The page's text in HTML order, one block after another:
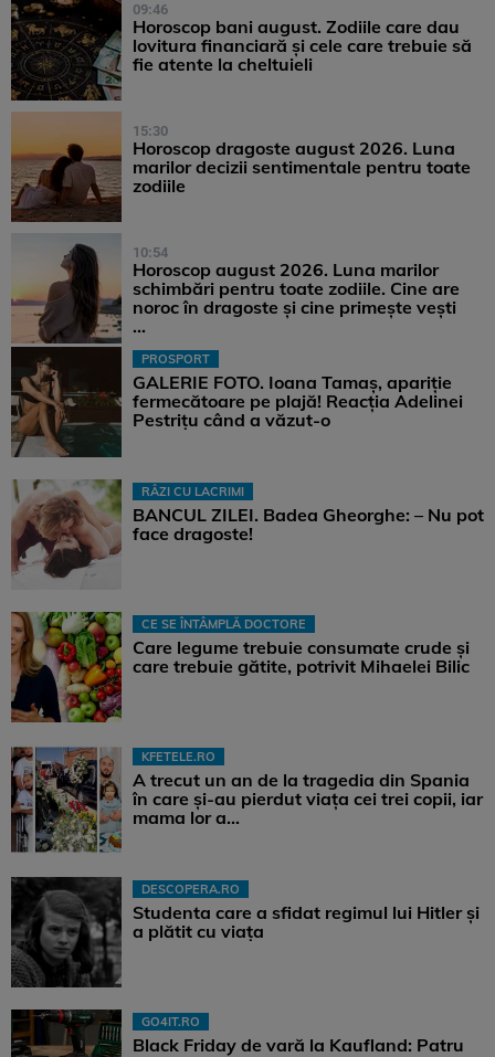
09:46
Horoscop bani august. Zodiile care dau
lovitura financiară și cele care trebuie să
fie atente la cheltuieli
15:30
Horoscop dragoste august 2026. Luna
marilor decizii sentimentale pentru toate
zodiile
10:54
Horoscop august 2026. Luna marilor
schimbări pentru toate zodiile. Cine are
noroc în dragoste și cine primește vești
...
PROSPORT
GALERIE FOTO. Ioana Tamaş, apariție
fermecătoare pe plajă! Reacția Adelinei
Pestrițu când a văzut-o
RÂZI CU LACRIMI
BANCUL ZILEI. Badea Gheorghe: – Nu pot
face dragoste!
CE SE ÎNTÂMPLĂ DOCTORE
Care legume trebuie consumate crude și
care trebuie gătite, potrivit Mihaelei Bilic
KFETELE.RO
A trecut un an de la tragedia din Spania
în care și-au pierdut viața cei trei copii, iar
mama lor a…
DESCOPERA.RO
Studenta care a sfidat regimul lui Hitler și
a plătit cu viața
GO4IT.RO
Black Friday de vară la Kaufland: Patru